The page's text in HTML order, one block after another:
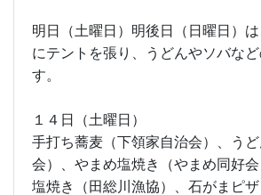
明日（土曜日）明後日（日曜日）
にテントを張り、うどんやソバな
す。
１４日（土曜日）
手打ち蕎麦（下領家自治会）、う
会）、やまめ塩焼き（やまめ同好
塩焼き（田総川漁協）、石がまピザ